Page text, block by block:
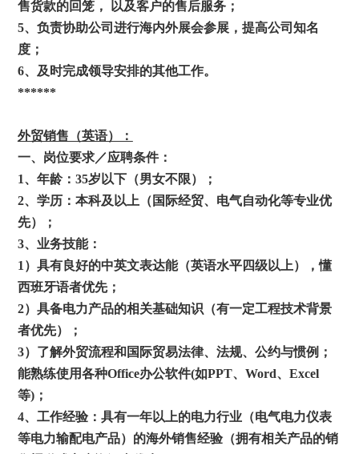
售货款的回笼， 以及客户的售后服务；
5、负责协助公司进行海内外展会参展，提高公司知名
度；
6、及时完成领导安排的其他工作。
******
外贸销售（英语）：
一、岗位要求／应聘条件：
1、年龄：35岁以下（男女不限）；
2、学历：本科及以上（国际经贸、电气自动化等专业优
先）；
3、业务技能：
1 ）具有良好的中英文表达能（英语水平四级以上），懂
西班牙语者优先；
2）具备电力产品的相关基础知识（有一定工程技术背景
者优先）；
3）了解外贸流程和国际贸易法律、法规、公约与惯例；
能熟练使用各种Office办公软件(如PPT、 Word、 Excel
等)；
4、工作经验：具有一年以上的电力行业（电气电力仪表
等电力输配电产品）的海外销售经验（拥有相关产品的销